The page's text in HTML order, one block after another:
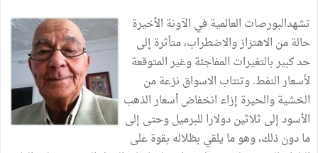
تشهدالبورصات العالمية في الآونة الأخيرة
حالة من الاهتزاز والاضطراب، متأثرة إلى
حد كبير بالتغيرات المفاجئة وغير المتوقعة
لأسعار النفط. وتنتاب الاسواق نزعة من
الخشية والحيرة إزاء انخفاض أسعار الذهب
الأسود إلى ثلاثين دولارا للبرميل وحتى إلى
ما دون ذلك، وهو ما يلقي بظلاله بقوة على